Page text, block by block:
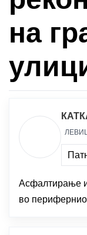
на
Асфалтирање и
во